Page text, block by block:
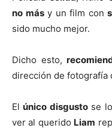
no másy un film con
sido mucho mejor.
Dicho esto,
dirección de fotografía
Elúnico disgustose lo
ver al querido Liam